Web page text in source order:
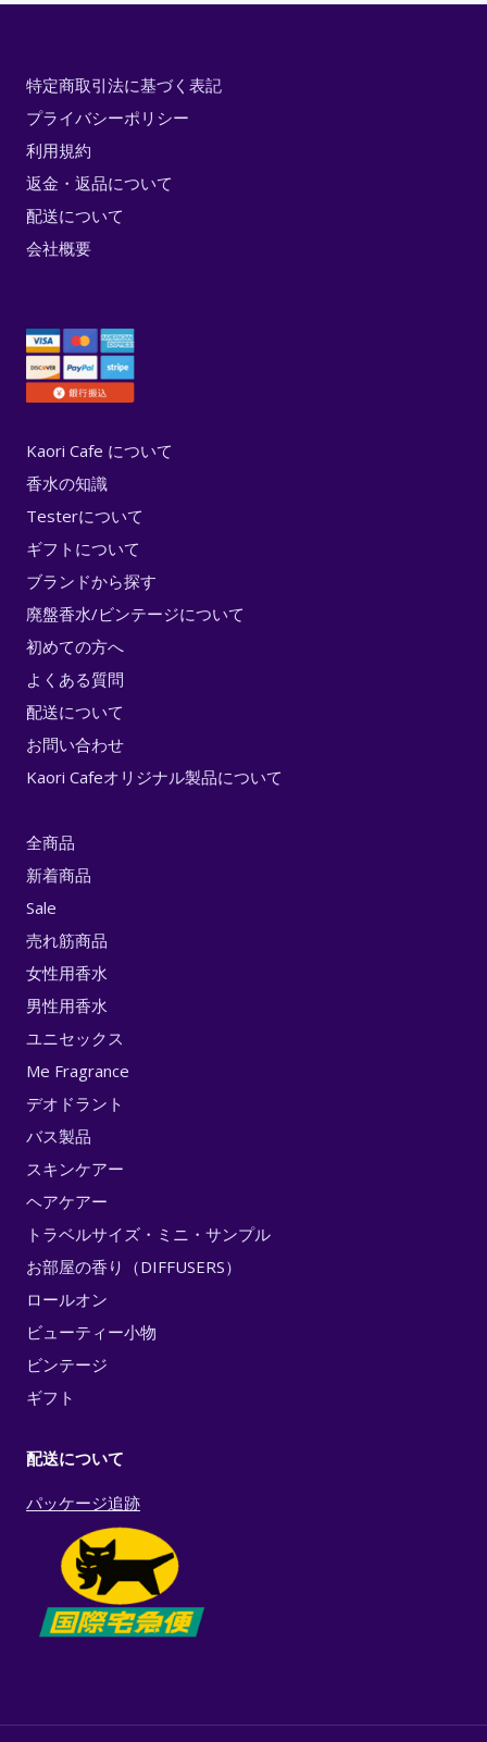
特定商取引法に基づく表記
プライバシーポリシー
利用規約
返金・返品について
配送について
会社概要
Kaori Cafe について
香水の知識
Testerについて
ギフトについて
ブランドから探す
廃盤香水/ビンテージについて
初めての方へ
よくある質問
配送について
お問い合わせ
Kaori Cafeオリジナル製品について
全商品
新着商品
Sale
売れ筋商品
女性用香水
男性用香水
ユニセックス
Me Fragrance
デオドラント
バス製品
スキンケアー
ヘアケアー
トラベルサイズ・ミニ・サンプル
お部屋の香り（DIFFUSERS）
ロールオン
ビューティー小物
ビンテージ
ギフト
配送について
パッケージ追跡